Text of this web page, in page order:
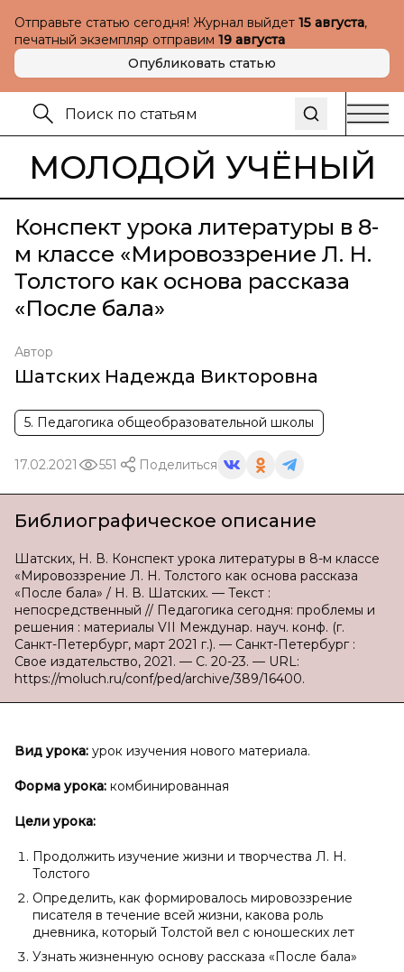
Отправьте статью сегодня! Журнал выйдет 15 августа,
печатный экземпляр отправим 19 августа
Опубликовать статью
МОЛОДОЙ УЧЁНЫЙ
Конспект урока литературы в 8-
м классе «Мировоззрение Л. Н.
Толстого как основа рассказа
«После бала»
Автор
Шатских Надежда Викторовна
5. Педагогика общеобразовательной школы
17.02.2021 551 Поделиться
Библиографическое описание
Шатских, Н. В. Конспект урока литературы в 8-м классе
«Мировоззрение Л. Н. Толстого как основа рассказа
«После бала» / Н. В. Шатских. — Текст :
непосредственный // Педагогика сегодня: проблемы и
решения : материалы VII Междунар. науч. конф. (г.
Санкт-Петербург, март 2021 г.). — Санкт-Петербург :
Свое издательство, 2021. — С. 20-23. — URL:
https://moluch.ru/conf/ped/archive/389/16400.
Вид урока: урок изучения нового материала.
Форма урока: комбинированная
Цели урока:
Продолжить изучение жизни и творчества Л. Н.
Толстого
Определить, как формировалось мировоззрение
писателя в течение всей жизни, какова роль
дневника, который Толстой вел с юношеских лет
Узнать жизненную основу рассказа «После бала»